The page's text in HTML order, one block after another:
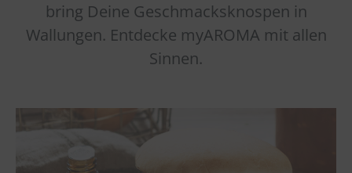
bring Deine Geschmacksknospen in
Wallungen. Entdecke myAROMA mit allen
Sinnen.